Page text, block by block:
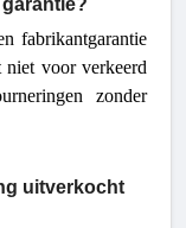
fabrikantgarantie
voor verkeerd
zonder
uitverkocht